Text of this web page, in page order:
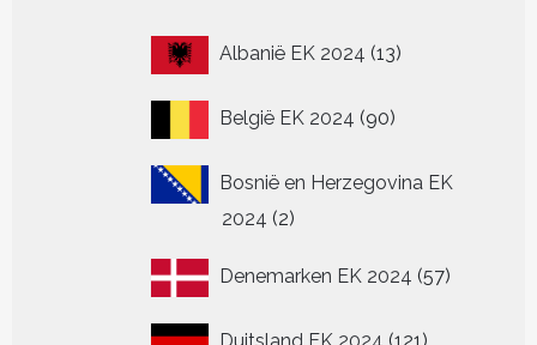
Albanië EK 2024 1313
België EK 2024 9090
Bosnië en Herzegovina EK
2024 22
Denemarken EK 2024 5757
121